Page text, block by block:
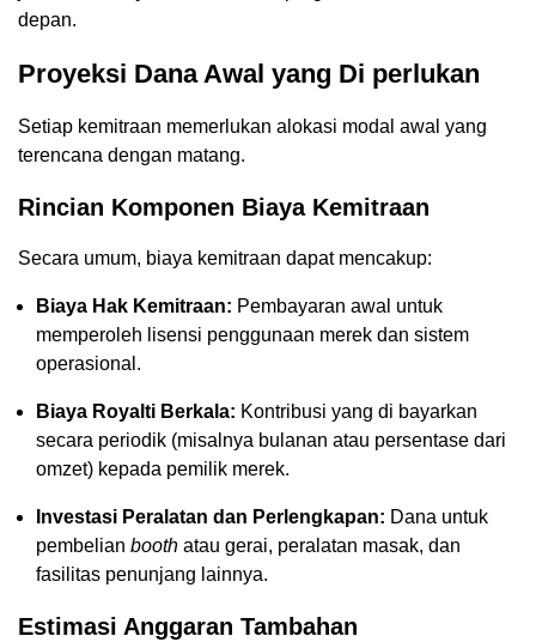
depan.
Proyeksi Dana Awal yang Di perlukan
Setiap kemitraan memerlukan alokasi modal awal yang
terencana dengan matang.
Rincian Komponen Biaya Kemitraan
Secara umum, biaya kemitraan dapat mencakup:
Biaya Hak Kemitraan: Pembayaran awal untuk
memperoleh lisensi penggunaan merek dan sistem
operasional.
Biaya Royalti Berkala: Kontribusi yang di bayarkan
secara periodik (misalnya bulanan atau persentase dari
omzet) kepada pemilik merek.
Investasi Peralatan dan Perlengkapan: Dana untuk
pembelian booth atau gerai, peralatan masak, dan
fasilitas penunjang lainnya.
Estimasi Anggaran Tambahan